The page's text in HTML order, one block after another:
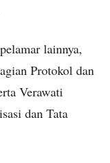
lainnya,
Protokol dan
Verawati
dan Tata